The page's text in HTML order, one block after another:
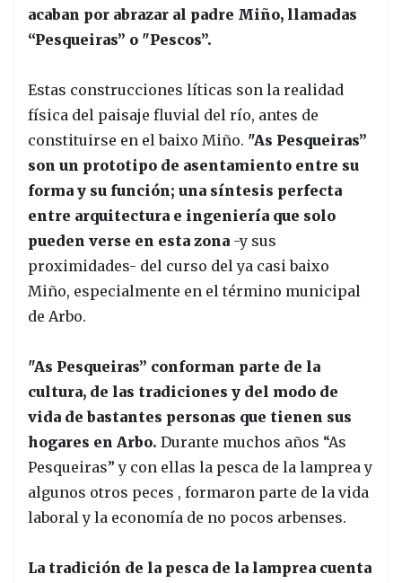
acaban por abrazar al padre Miño, llamadas
“Pesqueiras” o "Pescos”.
Estas construcciones líticas son la realidad
física del paisaje fluvial del río, antes de
constituirse en el baixo Miño. "As Pesqueiras”
son un prototipo de asentamiento entre su
forma y su función; una síntesis perfecta
entre arquitectura e ingeniería que solo
pueden verse en esta zona -y sus
proximidades- del curso del ya casi baixo
Miño, especialmente en el término municipal
de Arbo.
"As Pesqueiras” conforman parte de la
cultura, de las tradiciones y del modo de
vida de bastantes personas que tienen sus
hogares en Arbo. Durante muchos años “As
Pesqueiras” y con ellas la pesca de la lamprea y
algunos otros peces , formaron parte de la vida
laboral y la economía de no pocos arbenses.
La tradición de la pesca de la lamprea cuenta